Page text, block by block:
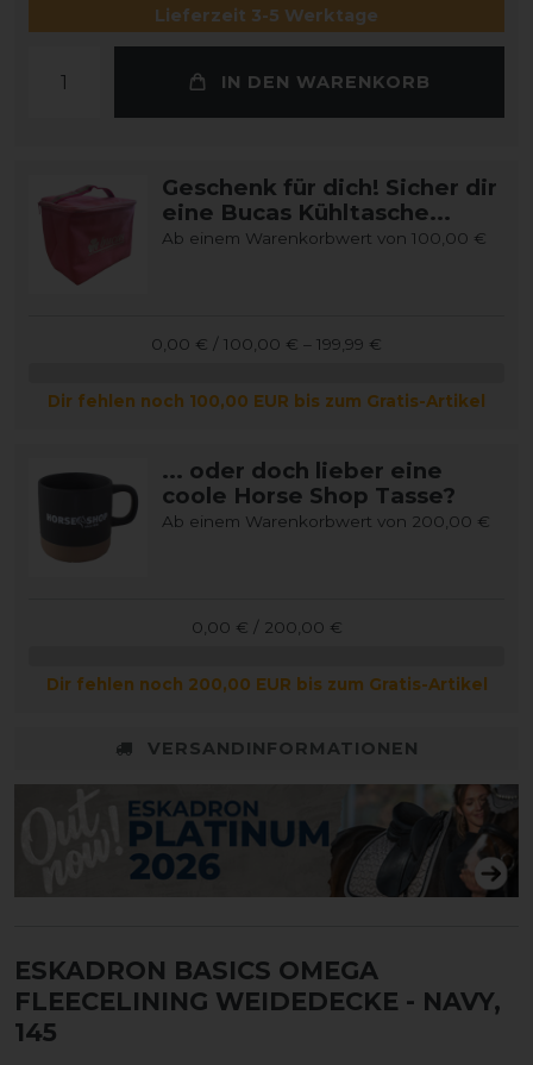
Lieferzeit 3-5 Werktage
IN DEN WARENKORB
Geschenk für dich! Sicher dir
eine Bucas Kühltasche...
Ab einem Warenkorbwert von 100,00 €
0,00 € / 100,00 € – 199,99 €
Dir fehlen noch 100,00 EUR bis zum Gratis-Artikel
... oder doch lieber eine
coole Horse Shop Tasse?
Ab einem Warenkorbwert von 200,00 €
0,00 € / 200,00 €
Dir fehlen noch 200,00 EUR bis zum Gratis-Artikel
VERSANDINFORMATIONEN
ESKADRON BASICS OMEGA
FLEECELINING WEIDEDECKE - NAVY,
145